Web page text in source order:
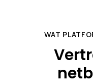
WAT